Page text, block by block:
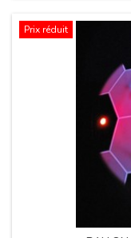
Prix réduit